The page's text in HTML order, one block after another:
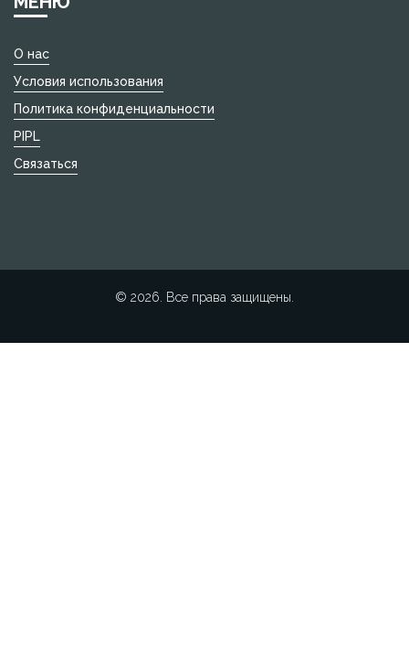
О нас
Условия использования
Политика конфиденциальности
PIPL
Связаться
© 2026. Все права защищены.